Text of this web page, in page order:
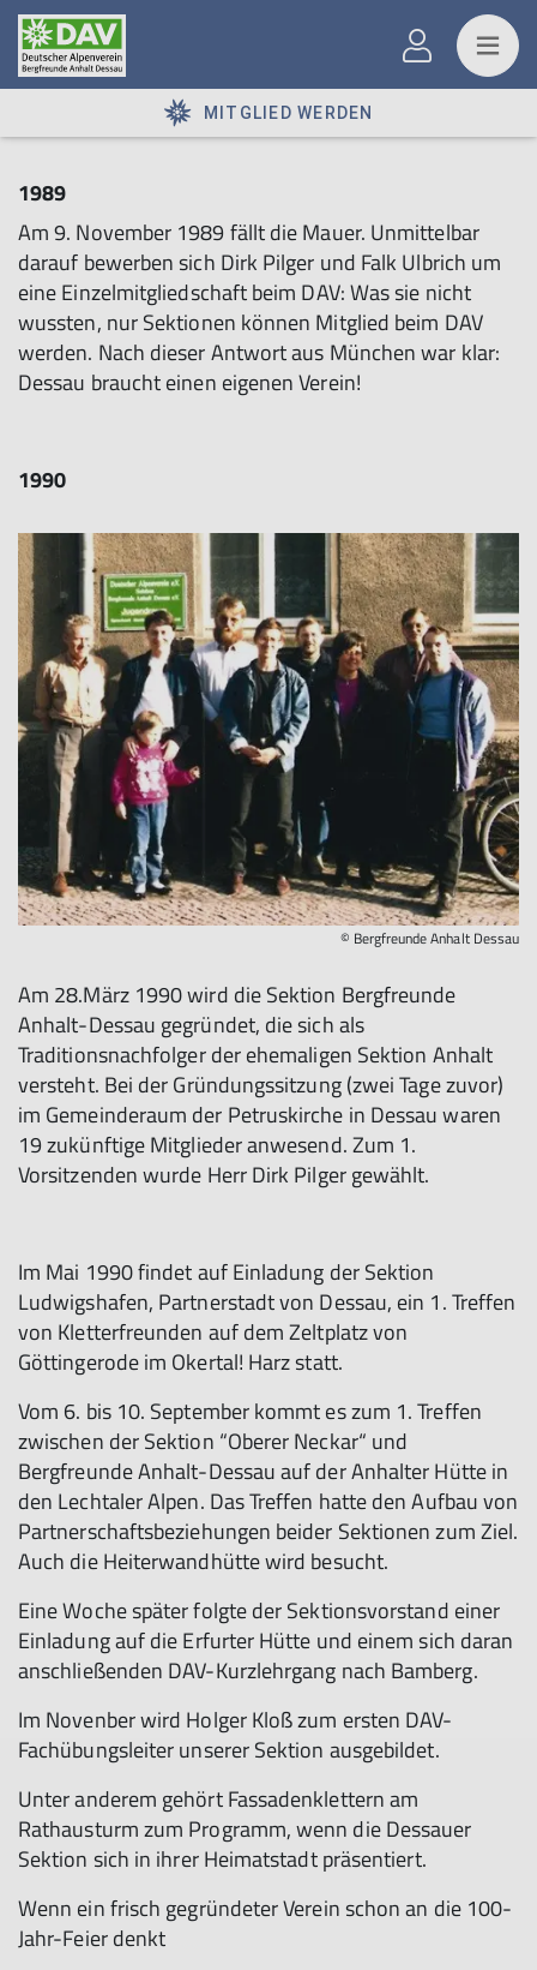
MITGLIED WERDEN
1989
Am 9. November 1989 fällt die Mauer. Unmittelbar
darauf bewerben sich Dirk Pilger und Falk Ulbrich um
eine Einzelmitgliedschaft beim DAV: Was sie nicht
wussten, nur Sektionen können Mitglied beim DAV
werden. Nach dieser Antwort aus München war klar:
Dessau braucht einen eigenen Verein!
1990
© Bergfreunde Anhalt Dessau
Am 28.März 1990 wird die Sektion Bergfreunde
Anhalt-Dessau gegründet, die sich als
Traditionsnachfolger der ehemaligen Sektion Anhalt
versteht. Bei der Gründungssitzung (zwei Tage zuvor)
im Gemeinderaum der Petruskirche in Dessau waren
19 zukünftige Mitglieder anwesend. Zum 1.
Vorsitzenden wurde Herr Dirk Pilger gewählt.
Im Mai 1990 findet auf Einladung der Sektion
Ludwigshafen, Partnerstadt von Dessau, ein 1. Treffen
von Kletterfreunden auf dem Zeltplatz von
Göttingerode im Okertal! Harz statt.
Vom 6. bis 10. September kommt es zum 1. Treffen
zwischen der Sektion “Oberer Neckar“ und
Bergfreunde Anhalt-Dessau auf der Anhalter Hütte in
den Lechtaler Alpen. Das Treffen hatte den Aufbau von
Partnerschaftsbeziehungen beider Sektionen zum Ziel.
Auch die Heiterwandhütte wird besucht.
Eine Woche später folgte der Sektionsvorstand einer
Einladung auf die Erfurter Hütte und einem sich daran
anschließenden DAV-Kurzlehrgang nach Bamberg.
Im Novenber wird Holger Kloß zum ersten DAV-
Fachübungsleiter unserer Sektion ausgebildet.
Unter anderem gehört Fassadenklettern am
Rathausturm zum Programm, wenn die Dessauer
Sektion sich in ihrer Heimatstadt präsentiert.
Wenn ein frisch gegründeter Verein schon an die 100-
Jahr-Feier denkt